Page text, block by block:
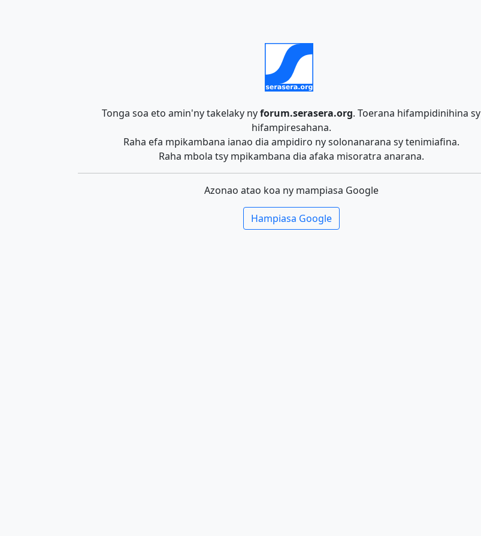
Tonga soa eto amin'ny takelaky nyforum.serasera.org. Toerana hifampidinihina sy
hifampiresahana.
Raha efa mpikambana ianao dia ampidiro ny solonanarana sy tenimiafina.
Raha mbola tsy mpikambana dia afaka misoratra anarana.
Azonao atao koa ny mampiasa Google
Hampiasa Google